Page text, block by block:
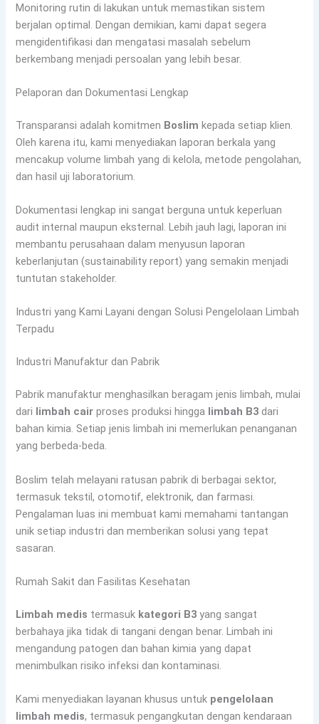
Monitoring rutin di lakukan untuk memastikan sistem
berjalan optimal. Dengan demikian, kami dapat segera
mengidentifikasi dan mengatasi masalah sebelum
berkembang menjadi persoalan yang lebih besar.
Pelaporan dan Dokumentasi Lengkap
Transparansi adalah komitmen Boslim kepada setiap klien.
Oleh karena itu, kami menyediakan laporan berkala yang
mencakup volume limbah yang di kelola, metode pengolahan,
dan hasil uji laboratorium.
Dokumentasi lengkap ini sangat berguna untuk keperluan
audit internal maupun eksternal. Lebih jauh lagi, laporan ini
membantu perusahaan dalam menyusun laporan
keberlanjutan (sustainability report) yang semakin menjadi
tuntutan stakeholder.
Industri yang Kami Layani dengan Solusi Pengelolaan Limbah
Terpadu
Industri Manufaktur dan Pabrik
Pabrik manufaktur menghasilkan beragam jenis limbah, mulai
dari limbah cair proses produksi hingga limbah B3 dari
bahan kimia. Setiap jenis limbah ini memerlukan penanganan
yang berbeda-beda.
Boslim telah melayani ratusan pabrik di berbagai sektor,
termasuk tekstil, otomotif, elektronik, dan farmasi.
Pengalaman luas ini membuat kami memahami tantangan
unik setiap industri dan memberikan solusi yang tepat
sasaran.
Rumah Sakit dan Fasilitas Kesehatan
Limbah medis termasuk kategori B3 yang sangat
berbahaya jika tidak di tangani dengan benar. Limbah ini
mengandung patogen dan bahan kimia yang dapat
menimbulkan risiko infeksi dan kontaminasi.
Kami menyediakan layanan khusus untuk pengelolaan
limbah medis, termasuk pengangkutan dengan kendaraan